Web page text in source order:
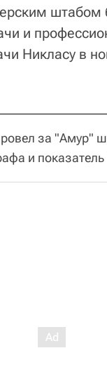
и
Никласу в
за "Амур"
и показатель